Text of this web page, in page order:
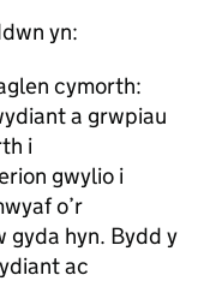
yn:
cymorth:
a grwpiau
i
gwylio i
o’r
gyda hyn. Bydd y
ac